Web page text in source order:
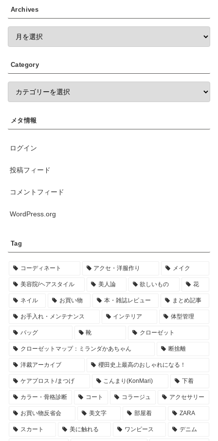
Archives
Category
メタ情報
ログイン
投稿フィード
コメントフィード
WordPress.org
Tag
コーディネート アクセ・洋服作り メイク
美容院/ヘアスタイル 美人論 欲しいもの 花
ネイル お買い物 本・雑誌レビュー まとめ記事
お手入れ・メンテナンス インテリア 体型管理
バッグ 靴 クローゼット
クローゼットマップ：ミランダかあちゃん 断捨離
洋裁アーカイブ 櫻田史上最高のおしゃれになる！
ケアプロスト/まつげ こんまり(KonMari) 下着
カラー・骨格診断 コート コラージュ アクセサリー
お買い物反省会 美文字 部屋着 ZARA
スカート 美に触れる ワンピース デニム